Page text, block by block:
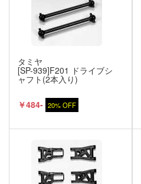
タミヤ
[SP-939]F201 ドライブシ
ャフト(2本入り)
￥484- 20% OFF